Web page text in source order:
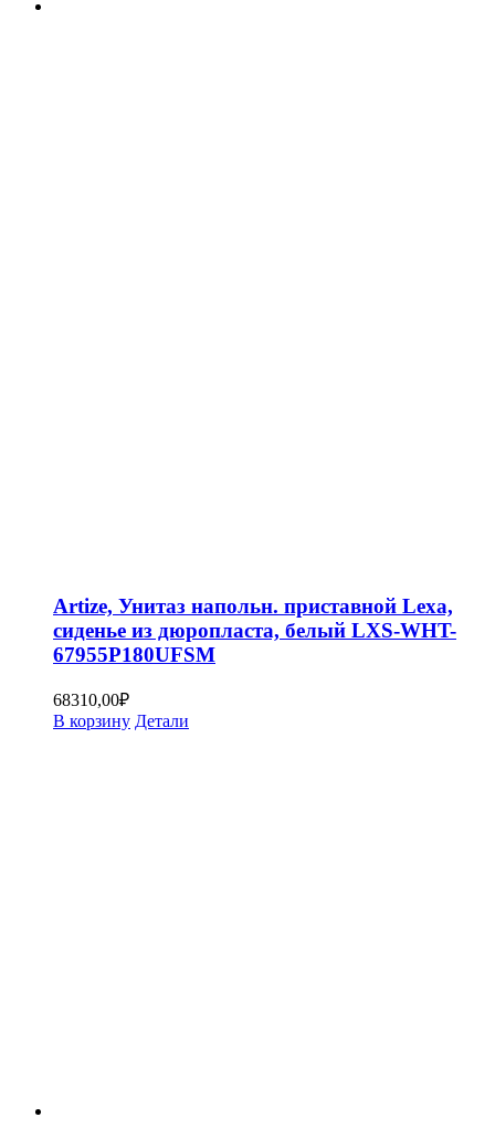
Artize, Унитаз напольн. приставной Lexa,
сиденье из дюропласта, белый LXS-WHT-
67955P180UFSM
68310,00₽
В корзину Детали